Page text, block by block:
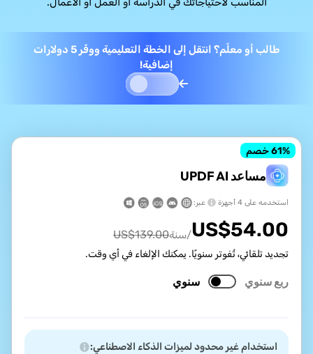
طالب أو معلّم؟ انتقل إلى الخطة التعليمية ووفّر 5 دولارات
إضافية!
مساعد UPDF AI
61% خصم
استخدمه على 4 أجهزة عبر:
US$54.00 /سنة US$139.00
تجديد تلقائي، تُفوتر سنويًا. يمكنك الإلغاء في أي وقت.
سنوي ربع سنوي
استخدام غير محدود لميزات الذكاء الاصطناعي: